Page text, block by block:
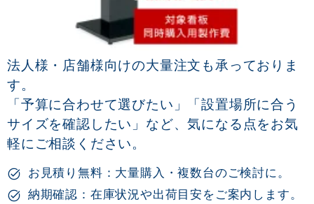
法人様・店舗様向けの大量注文も承っておりま
す。
「予算に合わせて選びたい」「設置場所に合う
サイズを確認したい」など、気になる点をお気
軽にご相談ください。
お見積り無料：大量購入・複数台のご検討に。
納期確認：在庫状況や出荷目安をご案内します。